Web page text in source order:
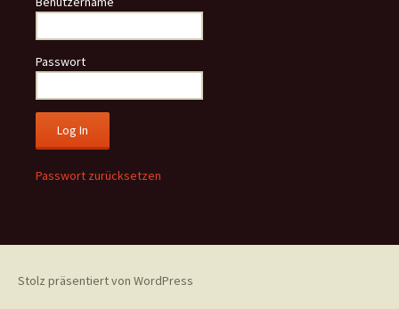
Passwort
Passwort zurücksetzen
Stolz präsentiert von WordPress